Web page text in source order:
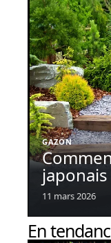
GAZON
japonais
11 mars 2026
En